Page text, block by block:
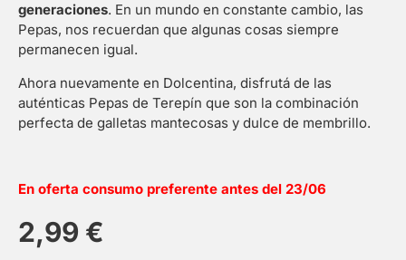
generaciones. En un mundo en constante cambio, las
Pepas, nos recuerdan que algunas cosas siempre
permanecen igual.
Ahora nuevamente en Dolcentina, disfrutá de las
auténticas Pepas de Terepín que son la combinación
perfecta de galletas mantecosas y dulce de membrillo.
En oferta consumo preferente antes del 23/06
2,99 €